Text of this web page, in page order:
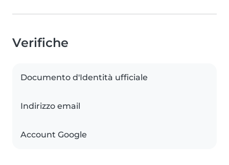
Verifiche
Documento d'Identità ufficiale
Indirizzo email
Account Google